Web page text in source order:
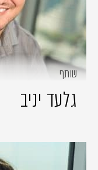
שותף
גלעד יניב